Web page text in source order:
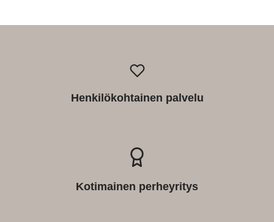
Henkilökohtainen palvelu
Kotimainen perheyritys